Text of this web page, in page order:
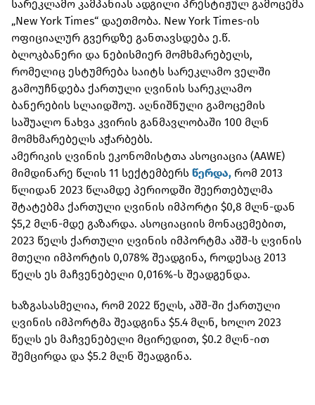
სარეკლამო კამპანიას ადგილი პრესტიჟულ გამოცემა
„New York Times“ დაეთმობა. New York Times-ის
ოფიციალურ გვერდზე განთავსდება ე.წ.
ბლოკბანერი და ნებისმიერ მომხმარებელს,
რომელიც ესტუმრება საიტს სარეკლამო ველში
გამოუჩნდება ქართული ღვინის სარეკლამო
ბანერების სლაიდშოუ. აღნიშნული გამოცემის
საშუალო ნახვა კვირის განმავლობაში 100 მლნ
მომხმარებელს აჭარბებს.
ამერიკის ღვინის ეკონომისტთა ასოციაცია (AAWE)
მიმდინარე წლის 11 სექტემბერს წერდა, რომ 2013
წლიდან 2023 წლამდე პერიოდში შეერთებულმა
შტატებმა ქართული ღვინის იმპორტი $0,8 მლნ-დან
$5,2 მლნ-მდე გაზარდა. ასოციაციის მონაცემებით,
2023 წელს ქართული ღვინის იმპორტმა აშშ-ს ღვინის
მთელი იმპორტის 0,078% შეადგინა, როდესაც 2013
წელს ეს მაჩვენებელი 0,016%-ს შეადგენდა.
ხაზგასასმელია, რომ 2022 წელს, აშშ-ში ქართული
ღვინის იმპორტმა შეადგინა $5.4 მლნ, ხოლო 2023
წელს ეს მაჩვენებელი მცირედით, $0.2 მლნ-ით
შემცირდა და $5.2 მლნ შეადგინა.